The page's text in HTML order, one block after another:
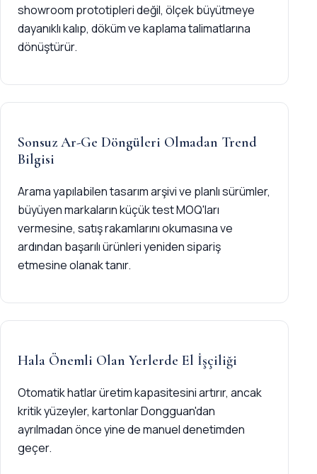
showroom prototipleri değil, ölçek büyütmeye
dayanıklı kalıp, döküm ve kaplama talimatlarına
dönüştürür.
Sonsuz Ar-Ge Döngüleri Olmadan Trend
Bilgisi
Arama yapılabilen tasarım arşivi ve planlı sürümler,
büyüyen markaların küçük test MOQ'ları
vermesine, satış rakamlarını okumasına ve
ardından başarılı ürünleri yeniden sipariş
etmesine olanak tanır.
Hala Önemli Olan Yerlerde El İşçiliği
Otomatik hatlar üretim kapasitesini artırır, ancak
kritik yüzeyler, kartonlar Dongguan'dan
ayrılmadan önce yine de manuel denetimden
geçer.